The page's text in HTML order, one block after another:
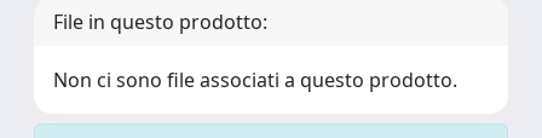
File in questo prodotto:
Non ci sono file associati a questo prodotto.